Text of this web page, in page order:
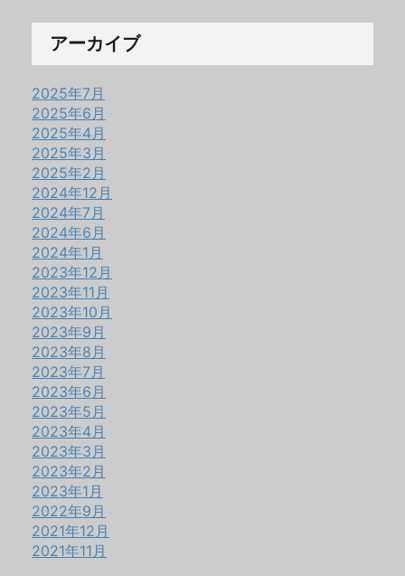
アーカイブ
2025年7月
2025年6月
2025年4月
2025年3月
2025年2月
2024年12月
2024年7月
2024年6月
2024年1月
2023年12月
2023年11月
2023年10月
2023年9月
2023年8月
2023年7月
2023年6月
2023年5月
2023年4月
2023年3月
2023年2月
2023年1月
2022年9月
2021年12月
2021年11月